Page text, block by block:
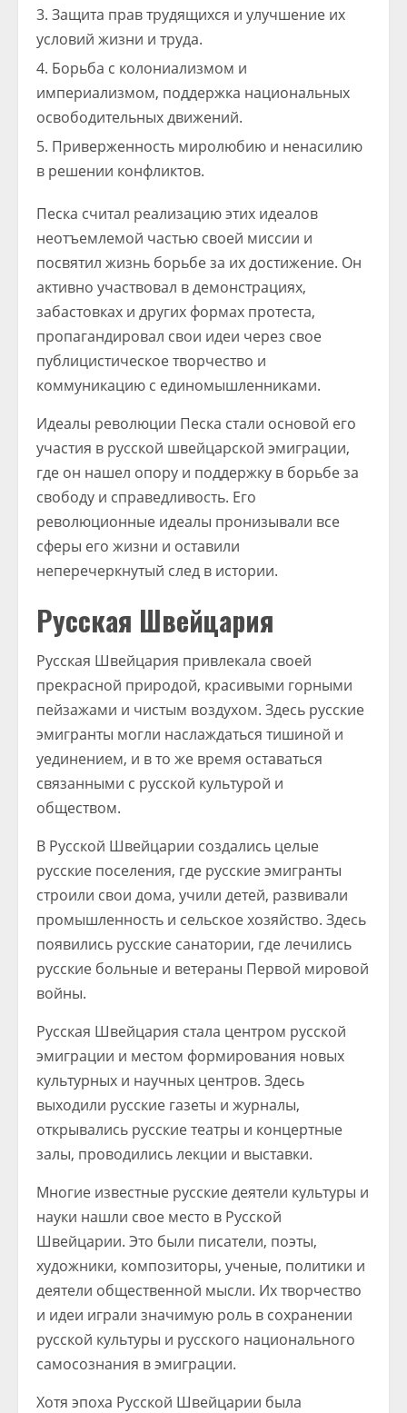
Защита прав трудящихся и улучшение их
условий жизни и труда.
Борьба с колониализмом и
империализмом, поддержка национальных
освободительных движений.
Приверженность миролюбию и ненасилию
в решении конфликтов.
Песка считал реализацию этих идеалов
неотъемлемой частью своей миссии и
посвятил жизнь борьбе за их достижение. Он
активно участвовал в демонстрациях,
забастовках и других формах протеста,
пропагандировал свои идеи через свое
публицистическое творчество и
коммуникацию с единомышленниками.
Идеалы революции Песка стали основой его
участия в русской швейцарской эмиграции,
где он нашел опору и поддержку в борьбе за
свободу и справедливость. Его
революционные идеалы пронизывали все
сферы его жизни и оставили
неперечеркнутый след в истории.
Русская Швейцария
Русская Швейцария привлекала своей
прекрасной природой, красивыми горными
пейзажами и чистым воздухом. Здесь русские
эмигранты могли наслаждаться тишиной и
уединением, и в то же время оставаться
связанными с русской культурой и
обществом.
В Русской Швейцарии создались целые
русские поселения, где русские эмигранты
строили свои дома, учили детей, развивали
промышленность и сельское хозяйство. Здесь
появились русские санатории, где лечились
русские больные и ветераны Первой мировой
войны.
Русская Швейцария стала центром русской
эмиграции и местом формирования новых
культурных и научных центров. Здесь
выходили русские газеты и журналы,
открывались русские театры и концертные
залы, проводились лекции и выставки.
Многие известные русские деятели культуры и
науки нашли свое место в Русской
Швейцарии. Это были писатели, поэты,
художники, композиторы, ученые, политики и
деятели общественной мысли. Их творчество
и идеи играли значимую роль в сохранении
русской культуры и русского национального
самосознания в эмиграции.
Хотя эпоха Русской Швейцарии была